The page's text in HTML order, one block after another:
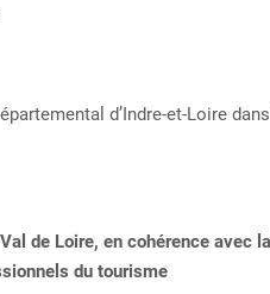
d’Indre-et-Loire
de Loire, en cohérence avec
du tourisme